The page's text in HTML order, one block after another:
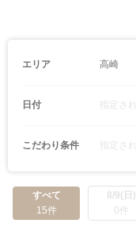
結婚式場の落ち着いた雰囲気
エリア 高崎
日付 指定さ
こだわり条件 指定さ
すべて
15件
8/9(日)
0件